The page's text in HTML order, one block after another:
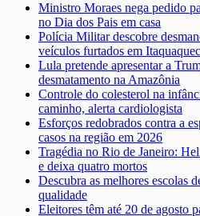
Ministro Moraes nega pedido
no Dia dos Pais em casa
Polícia Militar descobre
veículos furtados em
Lula pretende apresentar a
desmatamento na Amazônia
Controle do colesterol na
caminho, alerta cardiologista
Esforços redobrados contra a
casos na região em 2026
Tragédia no Rio de Janeiro:
e deixa quatro mortos
Descubra as melhores escolas
qualidade
Eleitores têm até 20 de agosto